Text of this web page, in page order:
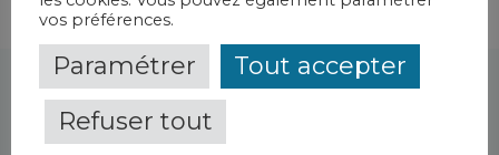
vos préférences.
Paramétrer
Tout accepter
Refuser tout